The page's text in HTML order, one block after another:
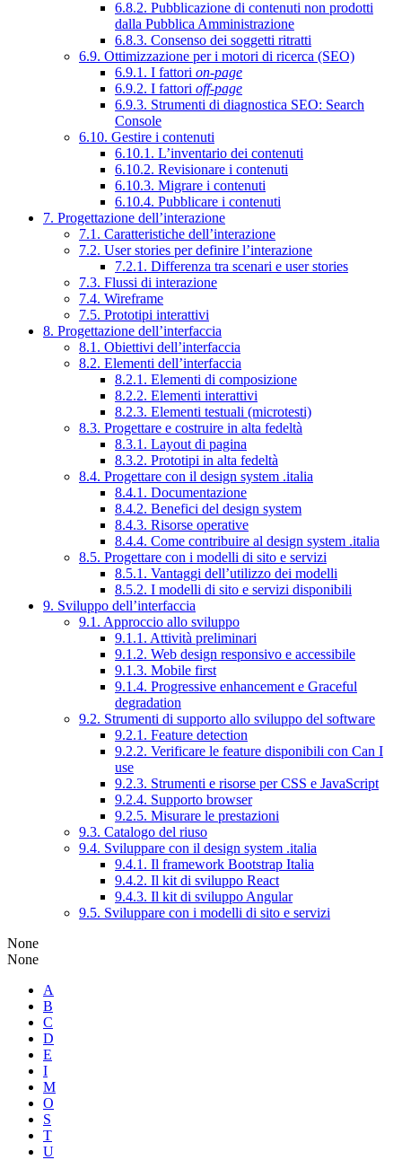
6.8.2. Pubblicazione di contenuti non prodotti
dalla Pubblica Amministrazione
6.8.3. Consenso dei soggetti ritratti
6.9. Ottimizzazione per i motori di ricerca (SEO)
6.9.1. I fattori on-page
6.9.2. I fattori off-page
6.9.3. Strumenti di diagnostica SEO: Search
Console
6.10. Gestire i contenuti
6.10.1. L’inventario dei contenuti
6.10.2. Revisionare i contenuti
6.10.3. Migrare i contenuti
6.10.4. Pubblicare i contenuti
7. Progettazione dell’interazione
7.1. Caratteristiche dell’interazione
7.2. User stories per definire l’interazione
7.2.1. Differenza tra scenari e user stories
7.3. Flussi di interazione
7.4. Wireframe
7.5. Prototipi interattivi
8. Progettazione dell’interfaccia
8.1. Obiettivi dell’interfaccia
8.2. Elementi dell’interfaccia
8.2.1. Elementi di composizione
8.2.2. Elementi interattivi
8.2.3. Elementi testuali (microtesti)
8.3. Progettare e costruire in alta fedeltà
8.3.1. Layout di pagina
8.3.2. Prototipi in alta fedeltà
8.4. Progettare con il design system .italia
8.4.1. Documentazione
8.4.2. Benefici del design system
8.4.3. Risorse operative
8.4.4. Come contribuire al design system .italia
8.5. Progettare con i modelli di sito e servizi
8.5.1. Vantaggi dell’utilizzo dei modelli
8.5.2. I modelli di sito e servizi disponibili
9. Sviluppo dell’interfaccia
9.1. Approccio allo sviluppo
9.1.1. Attività preliminari
9.1.2. Web design responsivo e accessibile
9.1.3. Mobile first
9.1.4. Progressive enhancement e Graceful
degradation
9.2. Strumenti di supporto allo sviluppo del software
9.2.1. Feature detection
9.2.2. Verificare le feature disponibili con Can I
use
9.2.3. Strumenti e risorse per CSS e JavaScript
9.2.4. Supporto browser
9.2.5. Misurare le prestazioni
9.3. Catalogo del riuso
9.4. Sviluppare con il design system .italia
9.4.1. Il framework Bootstrap Italia
9.4.2. Il kit di sviluppo React
9.4.3. Il kit di sviluppo Angular
9.5. Sviluppare con i modelli di sito e servizi
None
None
A
B
C
D
E
I
M
O
S
T
U